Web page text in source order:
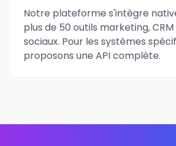
Notre plateforme s'intègre
plus de 50 outils marketing,
sociaux. Pour les systèmes
proposons une API complète.